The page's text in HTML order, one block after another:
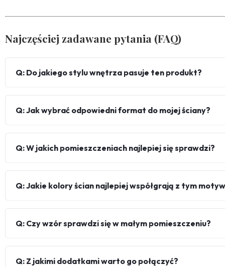
Najczęściej zadawane pytania (FAQ)
Q: Do jakiego stylu wnętrza pasuje ten produkt?
Q: Jak wybrać odpowiedni format do mojej ściany?
Q: W jakich pomieszczeniach najlepiej się sprawdzi?
Q: Jakie kolory ścian najlepiej współgrają z tym
Q: Czy wzór sprawdzi się w małym pomieszczeniu?
Q: Z jakimi dodatkami warto go połączyć?